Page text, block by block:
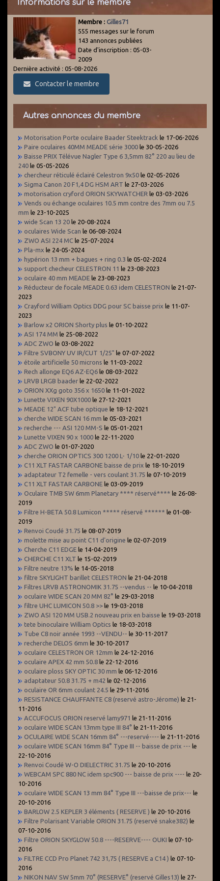
Informations sur le membre
Membre : Gilles71
555 messages sur le forum
143 annonces publiées
Date d'inscription : 05-03-
2009
Dernière activité : 05-08-2026
Contacter le membre
Autres annonces du membre
Motorisation Porte oculaire Baader Steektrack le 17-06-2026
Paire oculaires 40MM MEADE série 3000 le 30-05-2026
Baisse PRIX Télévue Nagler Type 6 3,5mm 82° 220 au lieu de
240 le 05-05-2026
chercheur réticulé éclairé Celestron 9x50 le 02-05-2026
Sigma Canon 20 F1,4 DG HSM ART le 27-03-2026
motorisation cryford ORION SKYWATCHER le 03-03-2026
Vends ou échange oculaires 10.5 mm contre des 7mm ou 7.5
mm le 23-10-2025
wide Scan 13 20 le 20-08-2024
oculaires Wide Scan le 06-08-2024
ZWO ASI 224 MC le 25-07-2024
Pla-mx le 24-05-2024
hypérion 13 mm + bagues + ring 0.3 le 05-02-2024
support checheur CELESTRON 11 le 23-08-2023
oculaire 40 mm MEADE le 23-08-2023
Réducteur de focale MEADE 0.63 idem CELESTRON le 21-07-
2023
Crayford William Optics DDG pour SC baisse prix le 11-07-
2023
Barlow x2 ORION Shorty plus le 01-10-2022
ASI 174 MM le 25-08-2022
ADC ZWO le 03-08-2022
Filtre SVBONY UV IR/CUT 1/25" le 07-07-2022
étoile artificielle 50 microns le 11-03-2022
Rech allonge EQ6 AZ-EQ6 le 08-03-2022
LRVB LRGB baader le 22-02-2022
ORION XXg goto 356 x 1650 le 11-01-2022
Lunette VIXEN 90X1000 le 27-12-2021
MEADE 12" ACF tube optique le 18-12-2021
cherche WIDE SCAN 16 mm le 05-03-2021
recherche --- ASI 120 MM-S le 05-01-2021
Lunette VIXEN 90 x 1000 le 22-11-2020
ADC ZWO le 01-07-2020
cherche ORION OPTICS 300 1200 L- 1/10 le 22-01-2020
C11 XLT FASTAR CARBONE baisse de prix le 18-10-2019
adaptateur T2 femelle - vers coulant 31.75 le 07-10-2019
C11 XLT FASTAR CARBONE le 03-09-2019
Oculaire TMB SW 6mm Planetary **** réservé**** le 26-08-
2019
Filtre H-BETA 50.8 Lumicon ***** réservé ****** le 01-08-
2019
Renvoi Coudé 31.75 le 08-07-2019
molette mise au point C11 d'origine le 02-07-2019
Cherche C11 EDGE le 14-04-2019
CHERCHE C11 XLT le 15-02-2019
Filtre neutre 13% le 14-05-2018
filtre SKYLIGHT barillet CELESTRON le 21-04-2018
Filtres LRVB ASTRONOMIK 31.75 --vendus -- le 10-04-2018
oculaire WIDE SCAN 20 MM 82° le 29-03-2018
filtre UHC LUMICON 50.8 >> le 19-03-2018
ZWO ASI 120 MM USB.2 nouveau prix en baisse le 19-03-2018
tete binoculaire William Optics le 18-03-2018
Tube C8 noir année 1993 --VENDU-- le 30-11-2017
recherche DELOS 6mm le 30-10-2017
oculaire CELESTRON OR 12mm le 24-12-2016
oculaire APEX 42 mm 50.8 le 22-12-2016
oculaire ploss SKY OPTIC 30 mm le 06-12-2016
adaptateur 50.8 31.75 + m42 le 02-12-2016
oculaire OR 6mm coulant 24.5 le 29-11-2016
RESISTANCE CHAUFFANTE C8 (reservé astro-Jérome) le 21-
11-2016
ACCUFOCUS ORION reservé lamy971 le 21-11-2016
oculaire WIDE SCAN 13mm type III 84° le 21-11-2016
OCULAIRE WIDE SCAN 16mm 84° ---reservé---- le 21-11-2016
oculaire WIDE SCAN 16mm 84° Type III -- baisse de prix --- le
22-10-2016
Renvoi Coudé W-O DIELECTRIC 31.75 le 20-10-2016
WEBCAM SPC 880 NC idem spc900 --- baisse de prix ---- le 20-
10-2016
oculaire WIDE SCAN 13 mm 84° Type III ---baisse de prix--- le
20-10-2016
BARLOW 2.5 KEPLER 3 éléments ( RESERVE ) le 20-10-2016
Filtre Polarisant Variable ORION 31.75 (reservé snake382) le
07-10-2016
Filtre ORION SKYGLOW 50.8 ----RESERVE---- OUKI le 07-10-
2016
FILTRE CCD Pro Planet 742 31,75 ( RESERVE a C14 ) le 07-10-
2016
NIKON NAV SW 5mm 70° (RESERVE° (reservé Gilles13) le 27-